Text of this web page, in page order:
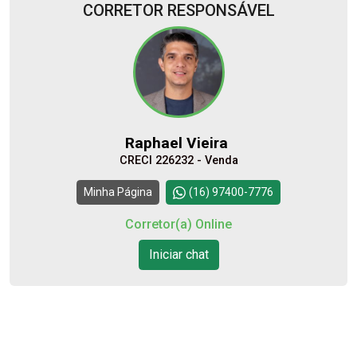
10
12
09:00
11:00 Continuar
CORRETOR RESPONSÁVEL
Raphael Vieira
CRECI 226232 - Venda
Minha Página (16) 97400-7776
Corretor(a) Online
Iniciar chat